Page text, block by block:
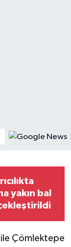
yakın bal
Çömlektepe